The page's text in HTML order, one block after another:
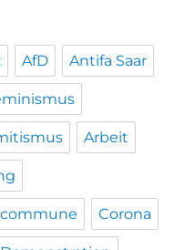
AfD Antifa Saar
Arbeit
commune Corona